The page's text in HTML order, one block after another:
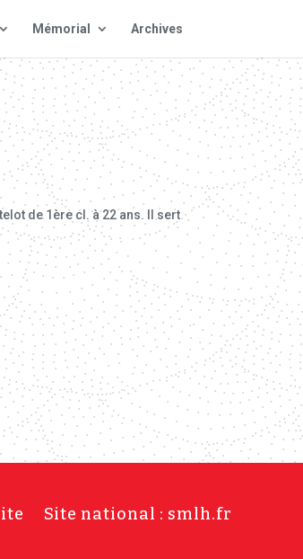
Mémorial Archives
de 1ère cl. à 22 ans. Il sert
Site national : smlh.fr